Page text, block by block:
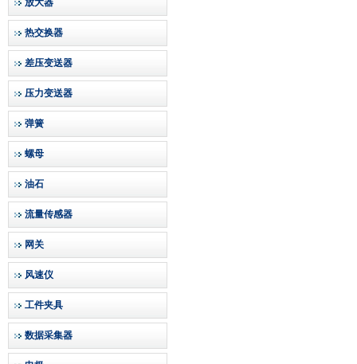
放大器
热交换器
差压变送器
压力变送器
弹簧
螺母
油石
流量传感器
网关
风速仪
工件夹具
数据采集器